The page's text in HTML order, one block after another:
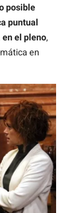
posible
puntual
el pleno,
en